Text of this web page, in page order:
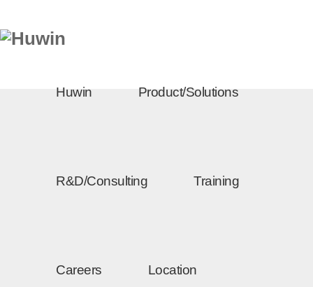
Huwin Product/Solutions
R&D/Consulting Training
Careers Location